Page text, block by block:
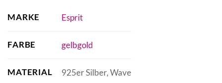
MARKE Esprit
FARBE gelbgold
MATERIAL 925er Silber, Wave